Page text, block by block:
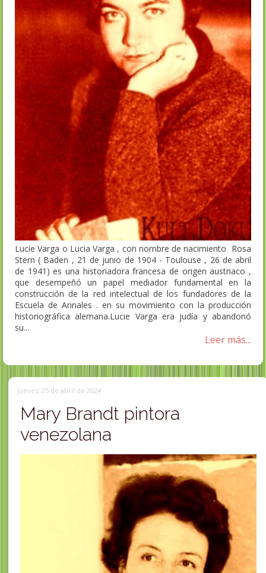
Lucie Varga o Lucia Varga , con nombre de nacimiento Rosa
Stern ( Baden , 21 de junio de 1904 - Toulouse , 26 de abril
de 1941) es una historiadora francesa de origen austriaco ,
que desempeñó un papel mediador fundamental en la
construcción de la red intelectual de los fundadores de la
Escuela de Annales . en su movimiento con la producción
historiográfica alemana.Lucie Varga era judía y abandonó
su...
Leer más...
jueves, 25 de abril de 2024
Mary Brandt pintora
venezolana